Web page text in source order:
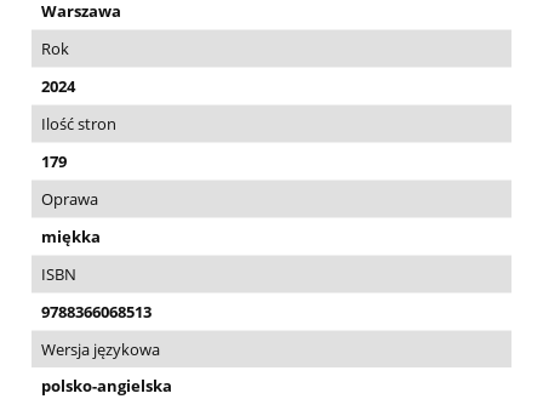
Warszawa
Rok
2024
Ilość stron
179
Oprawa
miękka
ISBN
9788366068513
Wersja językowa
polsko-angielska